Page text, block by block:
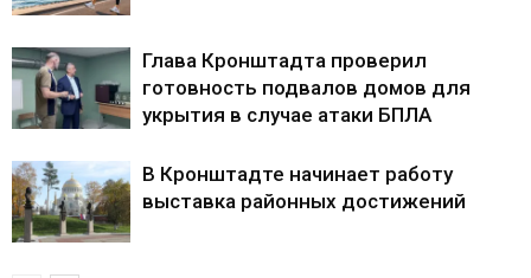
Глава Кронштадта проверил
готовность подвалов домов для
укрытия в случае атаки БПЛА
В Кронштадте начинает работу
выставка районных достижений